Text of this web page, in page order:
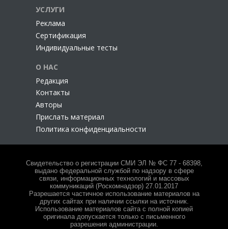
УСЛУГИ
Реклама
Сертификация
Индивидуальные тесты
О НАС
Редакция
Контакты
Авторы
Прислать материал
Политика конфиденциальности
Свидетельство о регистрации СМИ ЭЛ № ФС 77 - 68398,
выдано федеральной службой по надзору в сфере
связи, информационных технологий и массовых
коммуникаций (Роскомнадзор) 27.01.2017
Разрешается частичное использование материалов на
других сайтах при наличии ссылки на источник.
Использование материалов сайта с полной копией
оригинала допускается только с письменного
разрешения администрации.